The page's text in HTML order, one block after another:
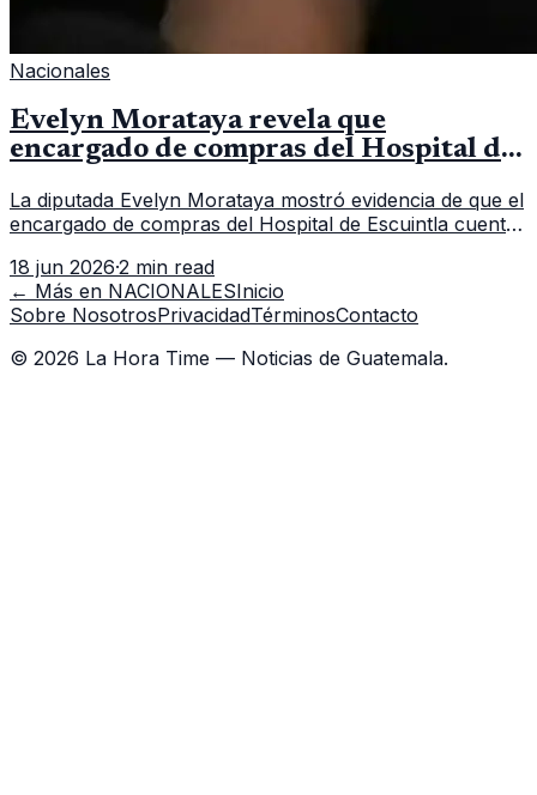
Nacionales
Evelyn Morataya revela que
encargado de compras del Hospital de
La diputada Evelyn Morataya mostró evidencia de que el
encargado de compras del Hospital de Escuintla cuenta
capacitación en la capital.
18 jun 2026·2 min read
← Más en NACIONALESInicio
Sobre NosotrosPrivacidadTérminosContacto
© 2026 La Hora Time — Noticias de Guatemala.